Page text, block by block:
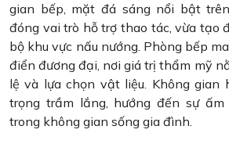
gian bếp, mặt đá sáng nổi bật
đóng vai trò hỗ trợ thao tác, vừa tạo
bộ khu vực nấu nướng. Phòng bếp
điển đương đại, nơi giá trị thẩm mỹ
lệ và lựa chọn vật liệu. Không gian
trọng trầm lắng, hướng đến sự
trong không gian sống gia đình.